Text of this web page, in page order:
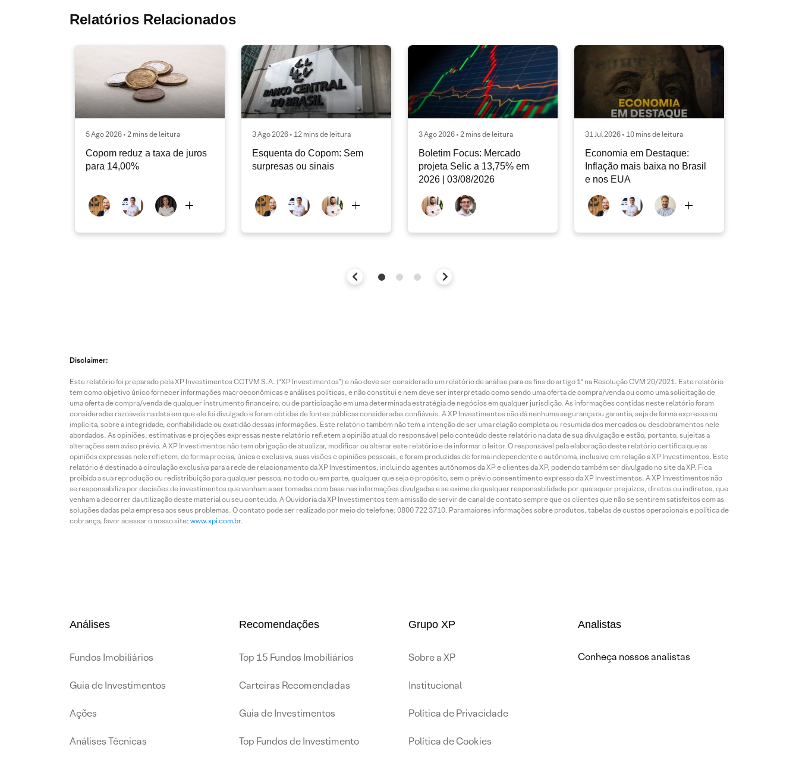
Relatórios Relacionados
5 Ago 2026 • 2 mins de leitura
Copom reduz a taxa de juros
para 14,00%
3 Ago 2026 • 12 mins de leitura
Esquenta do Copom: Sem
surpresas ou sinais
3 Ago 2026 • 2 mins de leitura
Boletim Focus: Mercado
projeta Selic a 13,75% em
2026 | 03/08/2026
31 Jul 2026 • 10 mins de leitura
Economia em Destaque:
Inflação mais baixa no Brasil
e nos EUA
Disclaimer:
Este relatório foi preparado pela XP Investimentos CCTVM S.A. (“XP Investimentos”) e não deve ser considerado um relatório de análise para os fins do artigo 1º na Resolução CVM 20/2021. Este relatório
tem como objetivo único fornecer informações macroeconômicas e análises políticas, e não constitui e nem deve ser interpretado como sendo uma oferta de compra/venda ou como uma solicitação de
uma oferta de compra/venda de qualquer instrumento financeiro, ou de participação em uma determinada estratégia de negócios em qualquer jurisdição. As informações contidas neste relatório foram
consideradas razoáveis na data em que ele foi divulgado e foram obtidas de fontes públicas consideradas confiáveis. A XP Investimentos não dá nenhuma segurança ou garantia, seja de forma expressa ou
implícita, sobre a integridade, confiabilidade ou exatidão dessas informações. Este relatório também não tem a intenção de ser uma relação completa ou resumida dos mercados ou desdobramentos nele
abordados. As opiniões, estimativas e projeções expressas neste relatório refletem a opinião atual do responsável pelo conteúdo deste relatório na data de sua divulgação e estão, portanto, sujeitas a
alterações sem aviso prévio. A XP Investimentos não tem obrigação de atualizar, modificar ou alterar este relatório e de informar o leitor. O responsável pela elaboração deste relatório certifica que as
opiniões expressas nele refletem, de forma precisa, única e exclusiva, suas visões e opiniões pessoais, e foram produzidas de forma independente e autônoma, inclusive em relação a XP Investimentos. Este
relatório é destinado à circulação exclusiva para a rede de relacionamento da XP Investimentos, incluindo agentes autônomos da XP e clientes da XP, podendo também ser divulgado no site da XP. Fica
proibida a sua reprodução ou redistribuição para qualquer pessoa, no todo ou em parte, qualquer que seja o propósito, sem o prévio consentimento expresso da XP Investimentos. A XP Investimentos não
se responsabiliza por decisões de investimentos que venham a ser tomadas com base nas informações divulgadas e se exime de qualquer responsabilidade por quaisquer prejuízos, diretos ou indiretos, que
venham a decorrer da utilização deste material ou seu conteúdo. A Ouvidoria da XP Investimentos tem a missão de servir de canal de contato sempre que os clientes que não se sentirem satisfeitos com as
soluções dadas pela empresa aos seus problemas. O contato pode ser realizado por meio do telefone: 0800 722 3710. Para maiores informações sobre produtos, tabelas de custos operacionais e política de
cobrança, favor acessar o nosso site: www.xpi.com.br.
Análises
Fundos Imobiliários
Guia de Investimentos
Ações
Análises Técnicas
Recomendações
Top 15 Fundos Imobiliários
Carteiras Recomendadas
Guia de Investimentos
Top Fundos de Investimento
Grupo XP
Sobre a XP
Institucional
Política de Privacidade
Política de Cookies
Analistas
Conheça nossos analistas